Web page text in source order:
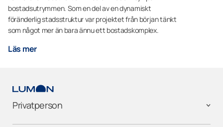
bostadsutrymmen. Som en del av en dynamiskt
föränderlig stadsstruktur var projektet från början tänkt
som något mer än bara ännu ett bostadskomplex.
Läs mer
Privatperson